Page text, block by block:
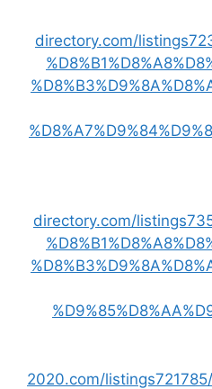
directory.com/
directory.com/
2020.com/